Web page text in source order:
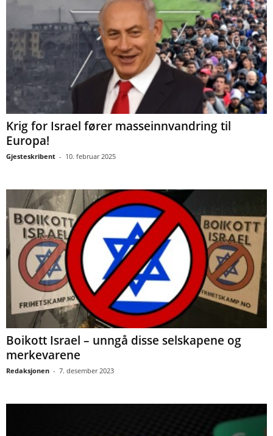
Krig for Israel fører masseinnvandring til
Europa!
Gjesteskribent - 10. februar 2025
Boikott Israel – unngå disse selskapene og
merkevarene
Redaksjonen - 7. desember 2023